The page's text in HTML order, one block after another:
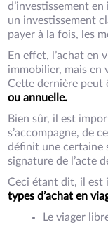
d’investissement
un investissement
payer à la fois, les
En effet, l’achat en
immobilier, mais en
Cette dernière peut
ou annuelle.
Bien sûr, il est
s’accompagne, de
définit une certaine
signature de l’acte
Ceci étant dit, il est
types d’achat en
Le viager